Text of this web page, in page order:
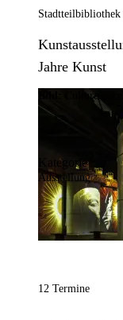
Stadtteilbibliothek
Jahre Kunst
Kategorie
Ausstellung
12 Termine